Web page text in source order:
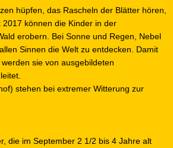
hüpfen, das Rascheln der Blätter hören,
können die Kinder in der
erobern. Bei Sonne und Regen, Nebel
Sinnen die Welt zu entdecken. Damit
sie von ausgebildeten
stehen bei extremer Witterung zur
die im September 2 1/2 bis 4 Jahre alt